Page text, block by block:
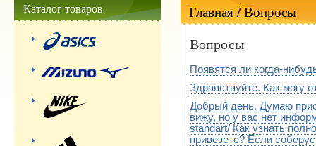
Главная/ Вопросы
Вопросы
Появятся ли когда-
Сложно сказать, возможно в
Здравствуйте. Как могу
Вначале мы проверим
свяжемся,а уже потом
отправления по которому
к Вам
Добрый день. Думаю
вижу, но у вас нет
standart/ Как узнать
привезете? Если
Каталог товаров